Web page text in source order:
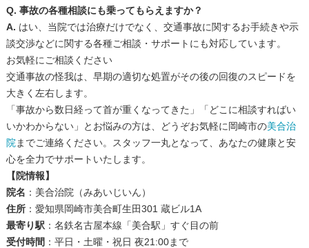
Q. 事故の各種相談にも乗ってもらえますか？
A. はい、当院では治療だけでなく、交通事故に関するお手続きや示
談交渉などに関する各種ご相談・サポートにも対応しています。
お気軽にご相談ください
交通事故の怪我は、早期の適切な処置がその後の回復のスピードを
大きく左右します。
「事故から数日経って首が重くなってきた」「どこに相談すればい
いかわからない」とお悩みの方は、どうぞお気軽に岡崎市の美合治
院 までご連絡ください。スタッフ一丸となって、あなたの健康と安
心を全力でサポートいたします。
【院情報】
院名 ：美合治院（みあいじいん）
住所：愛知県岡崎市美合町生田301 蔵ビル1A
最寄り駅 ：名鉄名古屋本線「美合駅」すぐ目の前
受付時間 ：平日・土曜・祝日 夜21:00まで